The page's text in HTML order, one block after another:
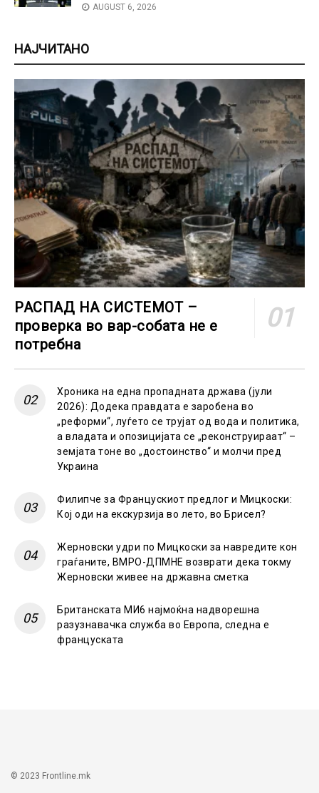
AUGUST 6, 2026
НАЈЧИТАНО
РАСПАД НА СИСТЕМОТ –
проверка во вар-собата не е
потребна
Хроника на една пропадната држава (јули
2026): Додека правдата е заробена во
„реформи“, луѓето се трујат од вода и политика,
а владата и опозицијата се „реконструираат“ –
земјата тоне во „достоинство“ и молчи пред
Украина
Филипче за Францускиот предлог и Мицкоски:
Кој оди на екскурзија во лето, во Брисел?
Жерновски удри по Мицкоски за навредите кон
граѓаните, ВМРО-ДПМНЕ возврати дека токму
Жерновски живее на државна сметка
Британската МИ6 најмоќна надворешна
разузнавачка служба во Европа, следна е
француската
© 2023 Frontline.mk